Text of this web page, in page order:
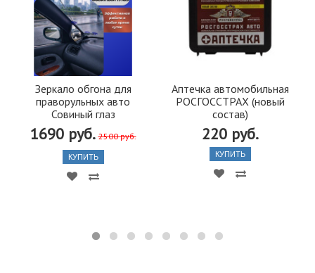
Зеркало обгона для
праворульных авто
Совиный глаз
1690 руб. 2500 руб.
КУПИТЬ
Аптечка автомобильная
РОСГОССТРАХ (новый
состав)
220 руб.
КУПИТЬ